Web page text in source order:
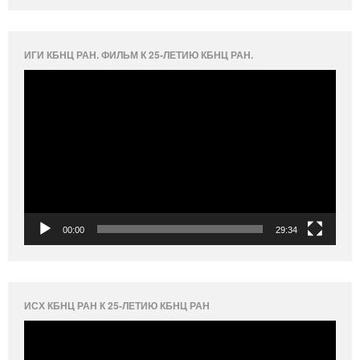
ИГИ КБНЦ РАН. ФИЛЬМ К 25-ЛЕТИЮ КБНЦ РАН.
00:00 29:34
ИСХ КБНЦ РАН К 25-ЛЕТИЮ КБНЦ РАН